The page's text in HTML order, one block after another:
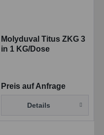
Molyduval Titus ZKG 3
in 1 KG/Dose
Preis auf Anfrage
Details